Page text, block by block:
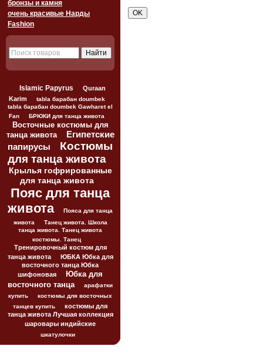
бронзы и камня
очень красивые Нарды
Fashion
Islamic Papyrus
Quraan
Karim
tabla барабан doumbek
tabla барабан doumbek Gawharet el
Fan
БРЮКИ для танца живота
Восточные костюмы для
танца живота
Египетские
папирусы
Костюмы
для танца живота
Крылья гофрированные
для танца живота
Пояс для танца
живота
Пояса для танца
живота
Танец живота. Школа
танца живота. Танец живота
костюмы. Танец
Тренировочный костюм для
танца живота
ЮБКА Юбка для
восточного танца Юбка
шифоновая
Юбка для
восточного танца
арафатки
купить
костюмы для восточных
танцев купить
костюмы для
танца живота Лучшая коллекция
шаровары индийские
шкатулочки